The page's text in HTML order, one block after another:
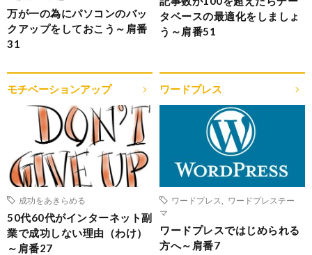
万が一の為にパソコンのバッ
クアップをしておこう～肩番
31
タベースの最適化をしましょ
う～肩番51
モチベーションアップ
成功をあきらめる
50代60代がインターネット副
業で成功しない理由（わけ）
～肩番27
ワードプレス
ワードプレス
ワードプレステー
マ
ワードプレスではじめられる
方へ～肩番7